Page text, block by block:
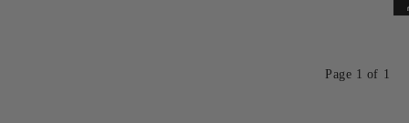
Page 1 of 1